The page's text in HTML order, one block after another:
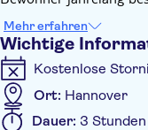
Entlang des idyllischen
Kriminalfälle sich hier
haben und welche
Anschließend führt
die benachbarten
hier fanden wahre
Mehr erfahren
Wichtige
Kostenlose
Ort: Hannover
Dauer: 3